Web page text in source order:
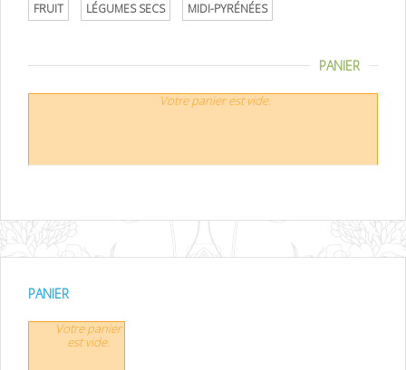
FRUIT LÉGUMES SECS MIDI-PYRÉNÉES
PANIER
Votre panier est vide.
PANIER
Votre panier
est vide.